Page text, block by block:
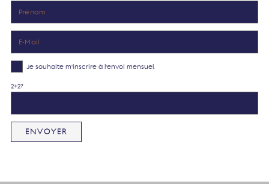
Je souhaite m'inscrire à l'envoi mensuel.
2+2?